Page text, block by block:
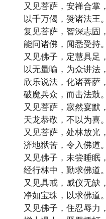
又见菩萨，安禅合掌，
以千万偈，赞诸法王。
复见菩萨，智深志固，
能问诸佛，闻悉受持。
又见佛子，定慧具足，
以无量喻，为众讲法，
欣乐说法，化诸菩萨，
破魔兵众，而击法鼓。
又见菩萨，寂然宴默，
天龙恭敬，不以为喜。
又见菩萨，处林放光，
济地狱苦，令入佛道。
又见佛子，未尝睡眠，
经行林中，勤求佛道。
又见具戒，威仪无缺，
净如宝珠，以求佛道。
又见佛子，住忍辱力，